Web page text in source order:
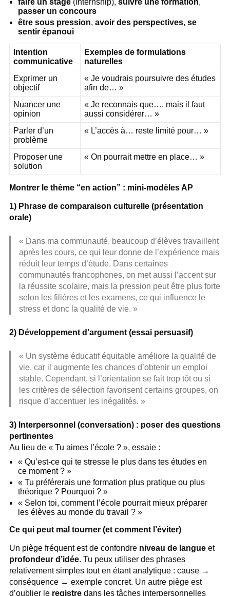
faire un stage (internship),suivre une formation,
passer un concours
être sous pression,avoir des perspectives,se
sentir épanoui
Intention
communicative
Exemples de formulations
naturelles
Exprimer un
objectif
« Je voudrais poursuivre des études
afin de… »
Nuancer une
opinion
« Je reconnais que…, mais il faut
aussi considérer… »
Parler d’un
problème
« L’accès à… reste limité pour… »
Proposer une
solution
« On pourrait mettre en place… »
Montrer le thème “en action” : mini-modèles AP
1) Phrase de comparaison culturelle (présentation
orale)
« Dans ma communauté, beaucoup d’élèves travaillent
après les cours, ce qui leur donne de l’expérience mais
réduit leur temps d’étude. Dans certaines
communautés francophones, on met aussi l’accent sur
la réussite scolaire, mais la pression peut être plus forte
selon les filières et les examens, ce qui influence le
stress et donc la qualité de vie. »
2) Développement d’argument (essai persuasif)
« Un système éducatif équitable améliore la qualité de
vie, car il augmente les chances d’obtenir un emploi
stable. Cependant, si l’orientation se fait trop tôt ou si
les critères de sélection favorisent certains groupes, on
risque d’accentuer les inégalités. »
3) Interpersonnel (conversation) : poser des questions
pertinentes
Au lieu de « Tu aimes l’école ? », essaie :
« Qu’est-ce qui te stresse le plus dans tes études en
ce moment ? »
« Tu préférerais une formation plus pratique ou plus
théorique ? Pourquoi ? »
« Selon toi, comment l’école pourrait mieux préparer
les élèves au monde du travail ? »
Ce qui peut mal tourner (et comment l’éviter)
Un piège fréquent est de confondre niveau de langueet
profondeur d’idée. Tu peux utiliser des phrases
relativement simples tout en étant analytique : cause →
conséquence → exemple concret. Un autre piège est
d’oublier le registredans les tâches interpersonnelles